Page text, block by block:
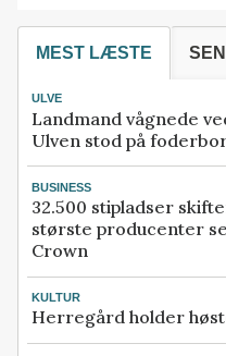
MEST LÆSTE
ULVE
Landmand vågnede
Ulven stod på
BUSINESS
32.500 stipladser
største producenter
Crown
KULTUR
Herregård holder